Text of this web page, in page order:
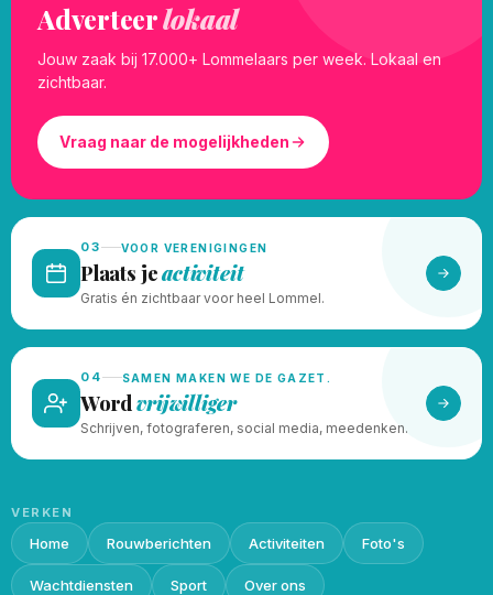
Adverteerlokaal
Jouw zaak bij 17.000+ Lommelaars per week. Lokaal en
zichtbaar.
Vraag naar de mogelijkheden
03 VOOR VERENIGINGEN
Plaats jeactiviteit
Gratis én zichtbaar voor heel Lommel.
04 SAMEN MAKEN WE DE GAZET.
Wordvrijwilliger
Schrijven, fotograferen, social media, meedenken.
VERKEN
Home Rouwberichten Activiteiten Foto's
Wachtdiensten Sport Over ons